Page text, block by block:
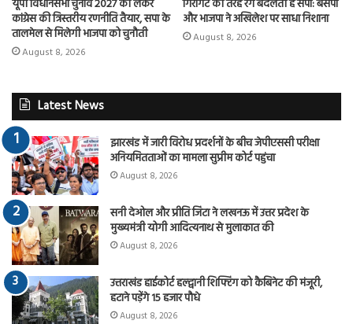
यूपी विधानसभा चुनाव 2027 को लेकर
कांग्रेस की त्रिस्तरीय रणनीति तैयार, सपा के
तालमेल से मिलेगी भाजपा को चुनौती
August 8, 2026
गिरगिट की तरह रंग बदलती है सपा: बसपा
और भाजपा ने अखिलेश पर साधा निशाना
August 8, 2026
Latest News
झारखंड में जारी विरोध प्रदर्शनों के बीच जेपीएससी परीक्षा
अनियमितताओं का मामला सुप्रीम कोर्ट पहुंचा
August 8, 2026
सनी देओल और प्रीति जिंटा ने लखनऊ में उत्तर प्रदेश के
मुख्यमंत्री योगी आदित्यनाथ से मुलाकात की
August 8, 2026
उत्तराखंड हाईकोर्ट हल्द्वानी शिफ्टिंग को कैबिनेट की मंजूरी,
हटाने पड़ेंगे 15 हजार पौधे
August 8, 2026